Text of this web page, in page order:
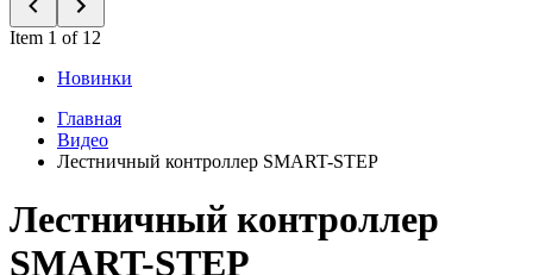
Item 1 of 12
Новинки
Главная
Видео
Лестничный контроллер SMART-STEP
Лестничный контроллер
SMART-STEP